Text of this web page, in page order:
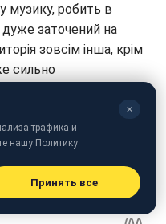
музику, робить в
заточений на
зовсім інша, крім
сильно
що склалася,
в Росії", -
суспільство.
✕
трафика и
нашу Политику
Принять все